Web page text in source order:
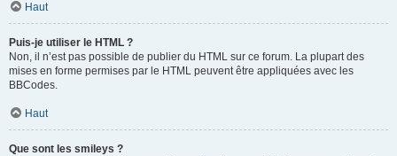
Haut
Puis-je utiliser le HTML ?
Non, il n’est pas possible de publier du HTML sur ce forum. La plupart des
mises en forme permises par le HTML peuvent être appliquées avec les
BBCodes.
Haut
Que sont les smileys ?